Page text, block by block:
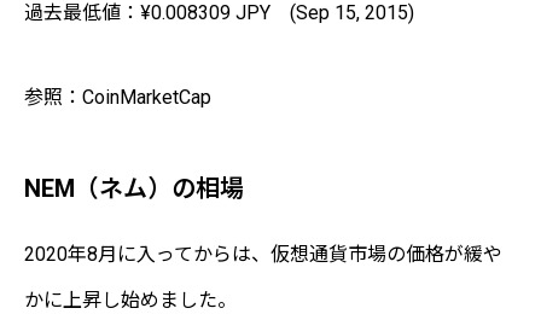
過去最低値：¥0.008309 JPY (Sep 15, 2015)
参照：CoinMarketCap
NEM（ネム）の相場
2020年8月に入ってからは、仮想通貨市場の価格が緩や
かに上昇し始めました。